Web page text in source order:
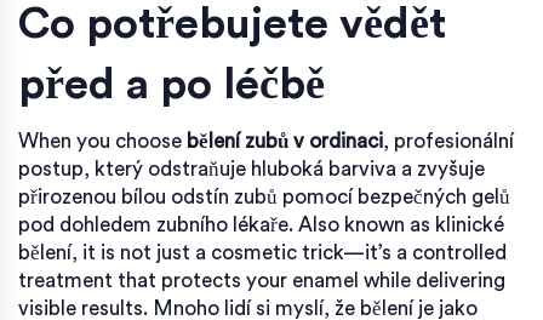
Co potřebujete vědět
před a po léčbě
When you choose bělení zubů v ordinaci, profesionální
postup, který odstraňuje hluboká barviva a zvyšuje
přirozenou bílou odstín zubů pomocí bezpečných gelů
pod dohledem zubního lékaře. Also known as klinické
bělení, it is not just a cosmetic trick—it’s a controlled
treatment that protects your enamel while delivering
visible results. Mnoho lidí si myslí, že bělení je jako